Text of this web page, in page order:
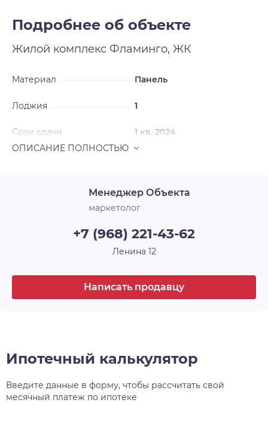
планировками. Отделка чистовая .
Подробнее об объекте
Жилой комплекс Фламинго, ЖК
Материал Панель
Лоджия 1
Срок сдачи 1 кв. 2024
Менеджер Объекта
маркетолог
+7 (968) 221-43-62
Ленина 12
Написать продавцу
Ипотечный калькулятор
Введите данные в форму, чтобы рассчитать свой
месячный платеж по ипотеке